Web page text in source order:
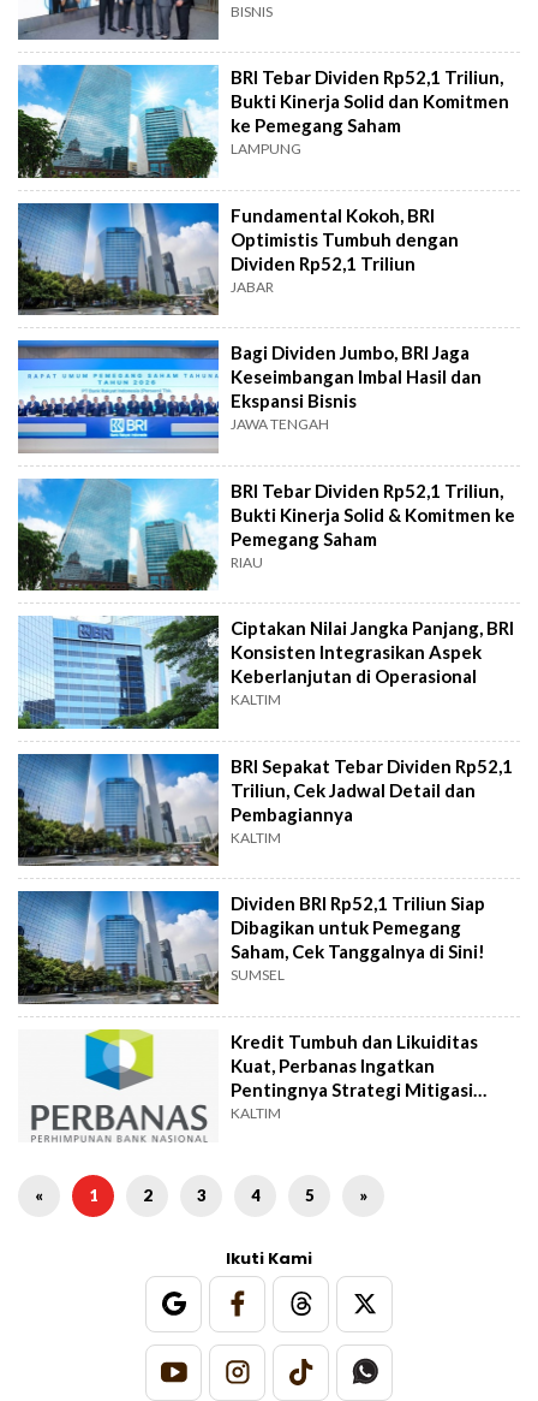
BISNIS
BRI Tebar Dividen Rp52,1 Triliun,
Bukti Kinerja Solid dan Komitmen
ke Pemegang Saham
LAMPUNG
Fundamental Kokoh, BRI
Optimistis Tumbuh dengan
Dividen Rp52,1 Triliun
JABAR
Bagi Dividen Jumbo, BRI Jaga
Keseimbangan Imbal Hasil dan
Ekspansi Bisnis
JAWA TENGAH
BRI Tebar Dividen Rp52,1 Triliun,
Bukti Kinerja Solid & Komitmen ke
Pemegang Saham
RIAU
Ciptakan Nilai Jangka Panjang, BRI
Konsisten Integrasikan Aspek
Keberlanjutan di Operasional
KALTIM
BRI Sepakat Tebar Dividen Rp52,1
Triliun, Cek Jadwal Detail dan
Pembagiannya
KALTIM
Dividen BRI Rp52,1 Triliun Siap
Dibagikan untuk Pemegang
Saham, Cek Tanggalnya di Sini!
SUMSEL
Kredit Tumbuh dan Likuiditas
Kuat, Perbanas Ingatkan
Pentingnya Strategi Mitigasi
Risiko
KALTIM
« 1 2 3 4 5 »
Ikuti Kami